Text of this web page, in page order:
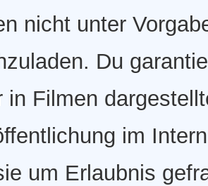
nicht unter
Du
in Filmen
im
um Erlaubnis